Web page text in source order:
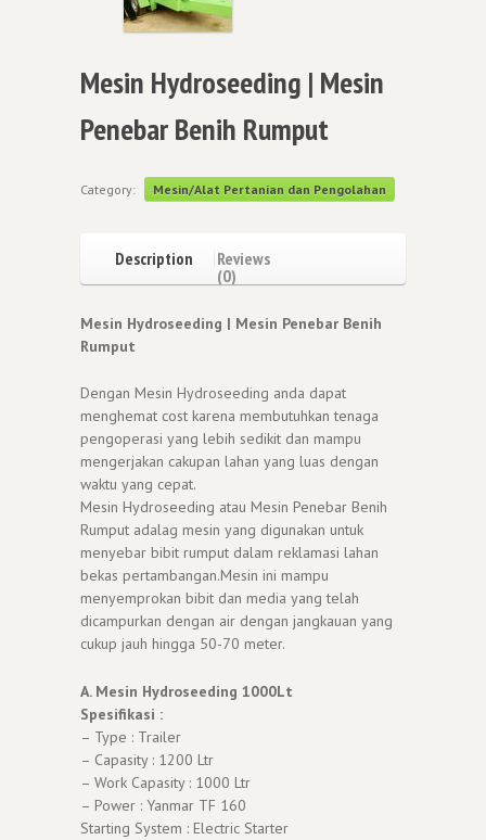
Mesin Hydroseeding | Mesin
Penebar Benih Rumput
Category: Mesin/Alat Pertanian dan Pengolahan
Description
Reviews
(0)
Mesin Hydroseeding | Mesin Penebar Benih
Rumput
Dengan Mesin Hydroseeding anda dapat
menghemat cost karena membutuhkan tenaga
pengoperasi yang lebih sedikit dan mampu
mengerjakan cakupan lahan yang luas dengan
waktu yang cepat.
Mesin Hydroseeding atau Mesin Penebar Benih
Rumput adalag mesin yang digunakan untuk
menyebar bibit rumput dalam reklamasi lahan
bekas pertambangan.Mesin ini mampu
menyemprokan bibit dan media yang telah
dicampurkan dengan air dengan jangkauan yang
cukup jauh hingga 50-70 meter.
A. Mesin Hydroseeding 1000Lt
Spesifikasi :
– Type : Trailer
– Capasity : 1200 Ltr
– Work Capasity : 1000 Ltr
– Power : Yanmar TF 160
Starting System : Electric Starter